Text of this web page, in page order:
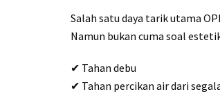
Salah satu daya tarik utama
Namun bukan cuma soal
✔ Tahan debu
✔ Tahan percikan air dari